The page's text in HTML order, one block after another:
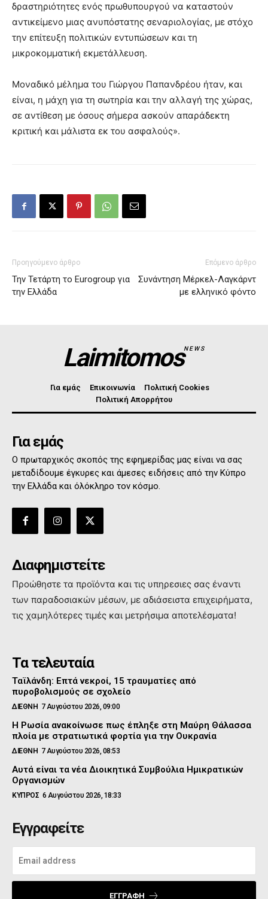
δραστηριότητες ενός πρωθυπουργού να καταστούν
αντικείμενο μιας ανυπόστατης σεναριολογίας, με στόχο
την επίτευξη πολιτικών εντυπώσεων και τη
μικροκομματική εκμετάλλευση.
Μοναδικό μέλημα του Γιώργου Παπανδρέου ήταν, και
είναι, η μάχη για τη σωτηρία και την αλλαγή της χώρας,
σε αντίθεση με όσους σήμερα ασκούν απαράδεκτη
κριτική και μάλιστα εκ του ασφαλούς».
Προηγούμενο άρθρο
Την Τετάρτη το Eurogroup για
την Ελλάδα
Επόμενο άρθρο
Συνάντηση Μέρκελ-Λαγκάρντ
με ελληνικό φόντο
LaimitomosNEWS
Για εμάς Επικοινωνία
Πολιτική Cookies
Πολιτική Απορρήτου
Για εμάς
Ο πρωταρχικός σκοπός της εφημερίδας μας είναι να σας
μεταδίδουμε έγκυρες και άμεσες ειδήσεις από την Κύπρο
την Ελλάδα και όλόκληρο τον κόσμο.
Διαφημιστείτε
Προώθηστε τα προϊόντα και τις υπηρεσιες σας έναντι
των παραδοσιακών μέσων, με αδιάσειστα επιχειρήματα,
τις χαμηλότερες τιμές και μετρήσιμα αποτελέσματα!
Τα τελευταία
Ταϊλάνδη: Επτά νεκροί, 15 τραυματίες από
πυροβολισμούς σε σχολείο
ΔΙΕΘΝΗ 7 Αυγούστου 2026, 09:00
Η Ρωσία ανακοίνωσε πως έπληξε στη Μαύρη Θάλασσα
πλοία με στρατιωτικά φορτία για την Ουκρανία
ΔΙΕΘΝΗ 7 Αυγούστου 2026, 08:53
Αυτά είναι τα νέα Διοικητικά Συμβούλια Ημικρατικών
Οργανισμών
ΚΥΠΡΟΣ 6 Αυγούστου 2026, 18:33
Εγγραφείτε
ΕΓΓΡΑΦΉ